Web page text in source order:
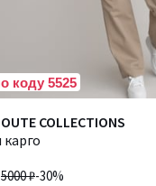
коду 5525
COLLECTIONS
5000 ₽-30%